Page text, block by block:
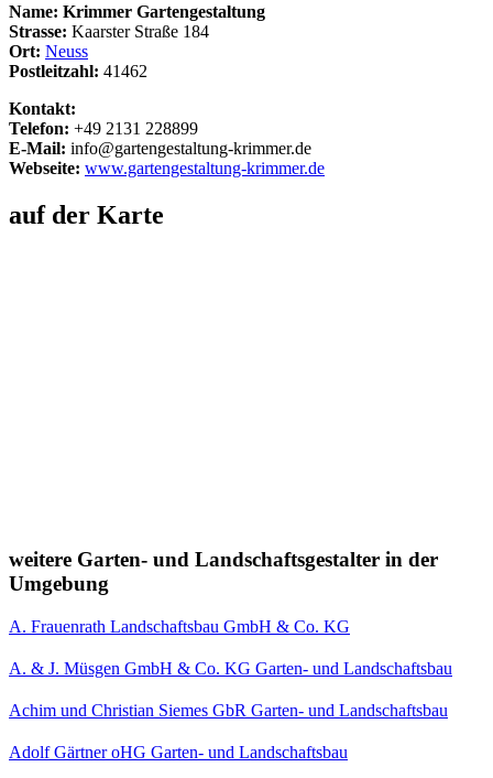
Name: Krimmer Gartengestaltung
Strasse: Kaarster Straße 184
Ort: Neuss
Postleitzahl: 41462
Kontakt:
Telefon: +49 2131 228899
E-Mail: info@gartengestaltung-krimmer.de
Webseite: www.gartengestaltung-krimmer.de
auf der Karte
weitere Garten- und Landschaftsgestalter in der
Umgebung
A. Frauenrath Landschaftsbau GmbH & Co. KG
A. & J. Müsgen GmbH & Co. KG Garten- und Landschaftsbau
Achim und Christian Siemes GbR Garten- und Landschaftsbau
Adolf Gärtner oHG Garten- und Landschaftsbau